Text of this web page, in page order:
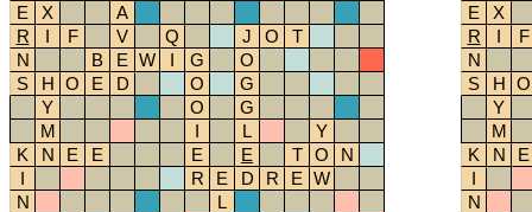
E
X
A
R
I F V Q J O
T
N
B E W I G
O
S
H O E D O
G
Y
O
G
M
I L
Y
K
N E E E E T O
N
I
R E D R E W
N
L
E
X
R
I
F
N
S
H O
Y
M
K
N
E
I
N